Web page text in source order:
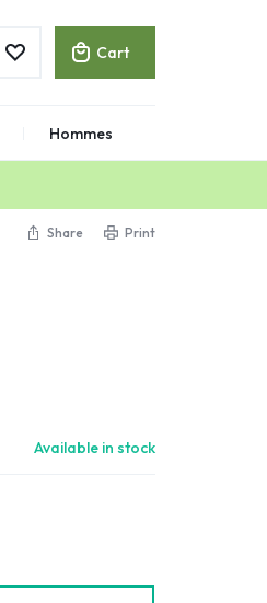
Cart
Hommes
Share Print
Available in stock